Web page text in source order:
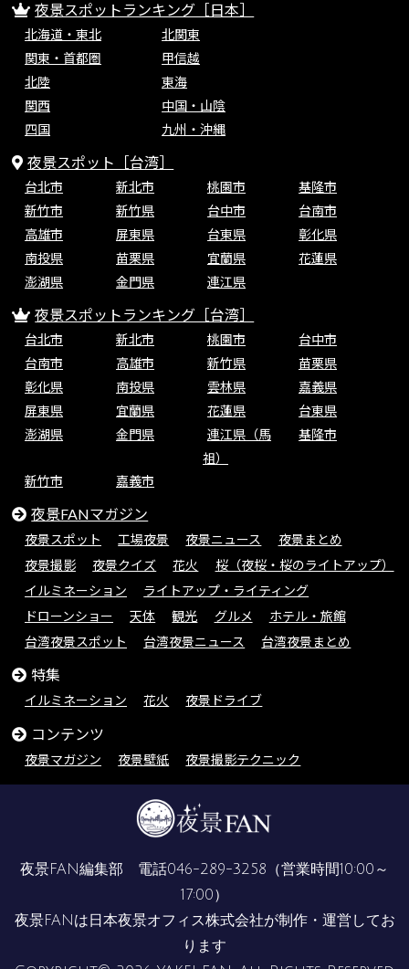
夜景スポットランキング［日本］
北海道・東北
北関東
関東・首都圏
甲信越
北陸
東海
関西
中国・山陰
四国
九州・沖縄
夜景スポット［台湾］
台北市 新北市 桃園市
基隆市
新竹市
新竹県 台中市
台南市
高雄市
屏東県 台東県
彰化県
南投県
苗栗県 宜蘭県
花蓮県
澎湖県
金門県 連江県
夜景スポットランキング［台湾］
台北市 新北市 桃園市
台中市
台南市
高雄市 新竹県
苗栗県
彰化県
南投県 雲林県
嘉義県
屏東県
宜蘭県 花蓮県
台東県
澎湖県
金門県
連江県（馬
祖）
基隆市
新竹市 嘉義市
夜景FANマガジン
夜景スポット 工場夜景 夜景ニュース
夜景まとめ
夜景撮影
夜景クイズ 花火
桜（夜桜・桜のライトアップ）
イルミネーション
ライトアップ・ライティング
ドローンショー
天体 観光 グルメ
ホテル・旅館
台湾夜景スポット
台湾夜景ニュース 台湾夜景まとめ
特集
イルミネーション 花火 夜景ドライブ
コンテンツ
夜景マガジン 夜景壁紙 夜景撮影テクニック
夜景FAN編集部 電話046-289-3258 （営業時間10:00～
17:00）
夜景FANは 日本夜景オフィス株式会社が制作・運営してお
ります